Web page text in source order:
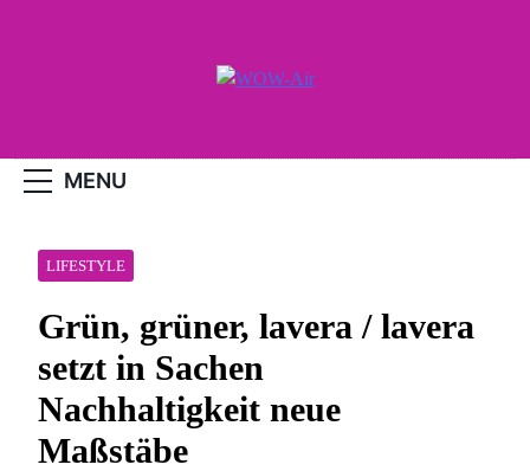
MENU
LIFESTYLE
Grün, grüner, lavera / lavera
setzt in Sachen
Nachhaltigkeit neue
Maßstäbe